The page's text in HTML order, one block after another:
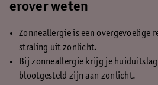
erover weten
Zonneallergie is een overgevoelige
straling uit zonlicht.
Bij zonneallergie krijg je
blootgesteld zijn aan zonlicht.